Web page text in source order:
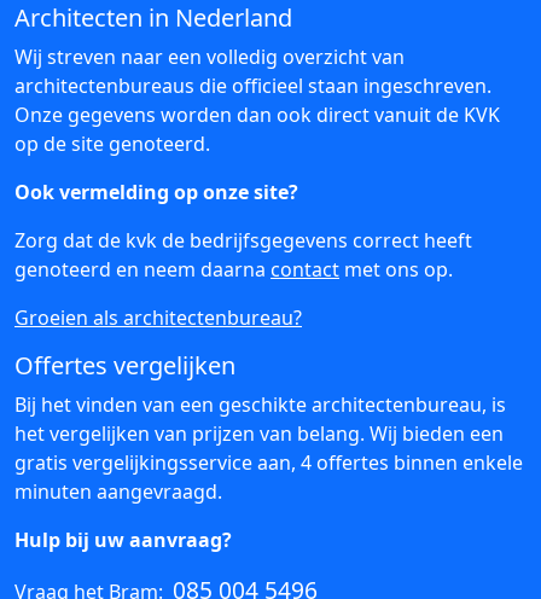
Architecten in Nederland
Wij streven naar een volledig overzicht van
architectenbureaus die officieel staan ingeschreven.
Onze gegevens worden dan ook direct vanuit de KVK
op de site genoteerd.
Ook vermelding op onze site?
Zorg dat de kvk de bedrijfsgegevens correct heeft
genoteerd en neem daarna contact met ons op.
Groeien als architectenbureau?
Offertes vergelijken
Bij het vinden van een geschikte architectenbureau, is
het vergelijken van prijzen van belang. Wij bieden een
gratis vergelijkingsservice aan, 4 offertes binnen enkele
minuten aangevraagd.
Hulp bij uw aanvraag?
Vraag het Bram: 085 004 5496